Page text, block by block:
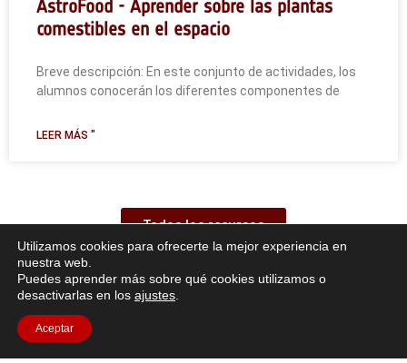
AstroFood - Aprender sobre las plantas
comestibles en el espacio
Breve descripción: En este conjunto de actividades, los
alumnos conocerán los diferentes componentes de
LEER MÁS "
Todos los recursos
Utilizamos cookies para ofrecerte la mejor experiencia en
nuestra web.
Puedes aprender más sobre qué cookies utilizamos o
desactivarlas en los ajustes
Aceptar